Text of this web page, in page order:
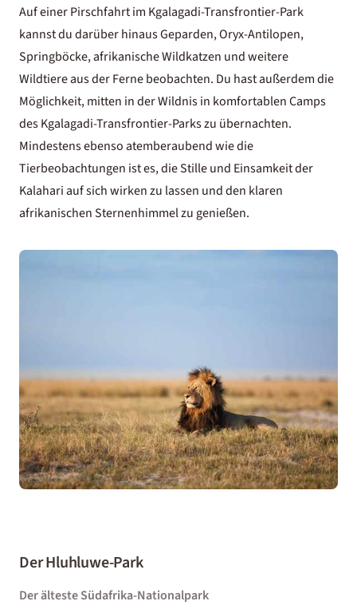
Auf einer Pirschfahrt im Kgalagadi-Transfrontier-Park
kannst du darüber hinaus Geparden, Oryx-Antilopen,
Springböcke, afrikanische Wildkatzen und weitere
Wildtiere aus der Ferne beobachten. Du hast außerdem die
Möglichkeit, mitten in der Wildnis in komfortablenCamps
des Kgalagadi-Transfrontier-Parkszu übernachten.
Mindestens ebenso atemberaubend wie die
Tierbeobachtungen ist es, die Stille und Einsamkeit der
Kalahari auf sich wirken zu lassen und den klaren
afrikanischen Sternenhimmel zu genießen.
Der Hluhluwe-Park
Der älteste Südafrika-Nationalpark